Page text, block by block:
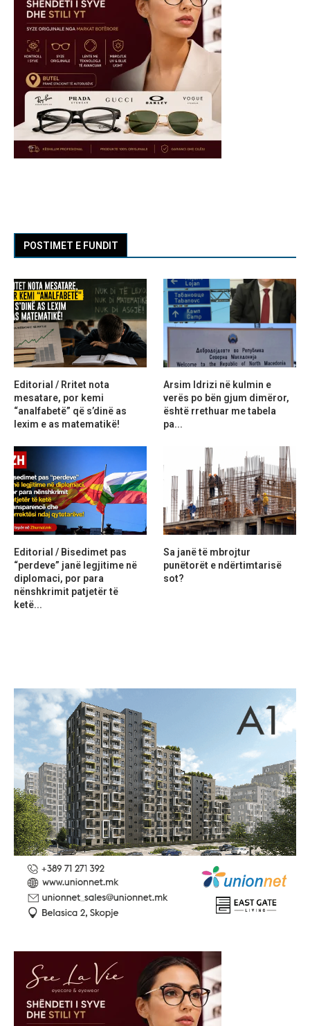
POSTIMET E FUNDIT
Editorial / Rritet nota
mesatare, por kemi
“analfabetë” që s’dinë as
lexim e as matematikë!
Arsim Idrizi në kulmin e
verës po bën gjum dimëror,
është rrethuar me tabela
pa...
Editorial / Bisedimet pas
“perdeve” janë legjitime në
diplomaci, por para
nënshkrimit patjetër të
ketë...
Sa janë të mbrojtur
punëtorët e ndërtimtarisë
sot?